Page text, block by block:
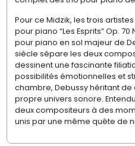
Pour ce Midzik, les trois
pour piano “Les Esprits” Op.
pour piano en sol majeur de
siècle sépare les deux
dessinent une fascinante
possibilités émotionnelles et
chambre, Debussy héritant
propre univers sonore.
deux compositeurs à des
unis par une même quête de